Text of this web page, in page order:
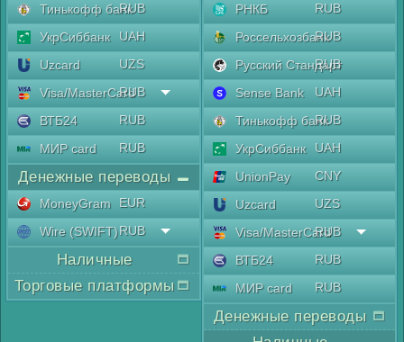
Тинькофф банкRUB
УкрСиббанк
UAH
Uzcard
UZS
Visa/MasterCard
RUB
ВТБ24
RUB
МИР card
RUB
Денежные переводы
MoneyGram
EUR
Wire (SWIFT)RUB
Наличные
Торговые платформы
РНКБ
RUB
РоссельхозбанкRUB
Русский Стандарт
RUB
Sense Bank
UAH
Тинькофф банкRUB
УкрСиббанк
UAH
UnionPay
CNY
Uzcard
UZS
Visa/MasterCard
RUB
ВТБ24
RUB
МИР card
RUB
Денежные переводы